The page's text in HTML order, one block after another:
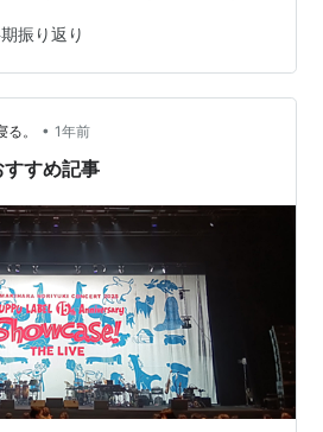
でいい。なんとかなる。と、問題
ていました。甘い甘い人生を生き
ってないと、人間は動けないと思
日々後悔しないで生きていこう
年 上半期 少しだけ自信を持てる
振り返り
。 • 1年前
すめ記事